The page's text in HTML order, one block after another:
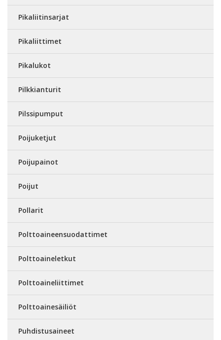
Pikaliitinsarjat
Pikaliittimet
Pikalukot
Pilkkianturit
Pilssipumput
Poijuketjut
Poijupainot
Poijut
Pollarit
Polttoaineensuodattimet
Polttoaineletkut
Polttoaineliittimet
Polttoainesäiliöt
Puhdistusaineet